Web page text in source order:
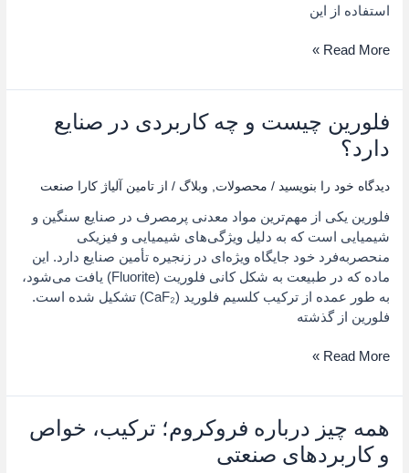
استفاده از این
چدن
Read More »
فلورین چیست و چه کاربردی در صنایع
دارد؟
دیدگاه‌ خود را بنویسید / محصولات وبلاگ / از تامین آلیاژ کارا صنعت
فلورین یکی از مهم‌ترین مواد معدنی پرمصرف در صنایع سنگین و
شیمیایی است که به دلیل ویژگی‌های شیمیایی و فیزیکی
منحصر‌به‌فرد خود جایگاه ویژه‌ای در زنجیره تأمین صنایع دارد. این
ماده که در طبیعت به شکل کانی فلوریت (Fluorite) یافت می‌شود،
به طور عمده از ترکیب کلسیم فلورید (CaF₂) تشکیل شده است.
فلورین از گذشته
فلورین
چیست
و
در
صنایع
دارد؟
Read More »
همه چیز درباره فروکروم؛ ترکیب، خواص
و کاربردهای صنعتی
همه
چیز
درباره